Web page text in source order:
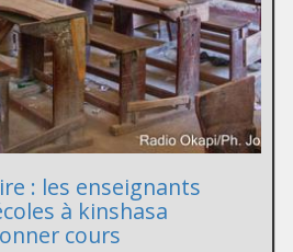
: les enseignants
à kinshasa
cours